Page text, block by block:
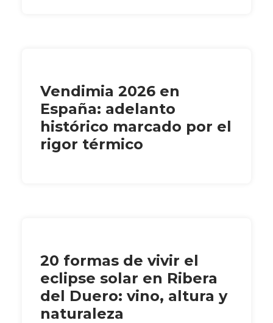
Vendimia 2026 en
España: adelanto
histórico marcado por el
rigor térmico
20 formas de vivir el
eclipse solar en Ribera
del Duero: vino, altura y
naturaleza